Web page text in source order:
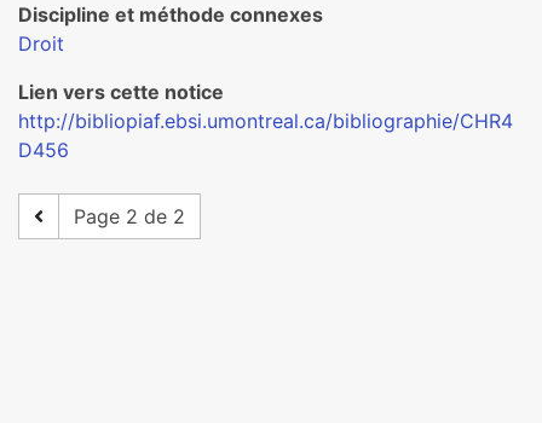
Discipline et méthode connexes
Droit
Lien vers cette notice
http://bibliopiaf.ebsi.umontreal.ca/bibliographie/CHR4
D456
Page 2 de 2